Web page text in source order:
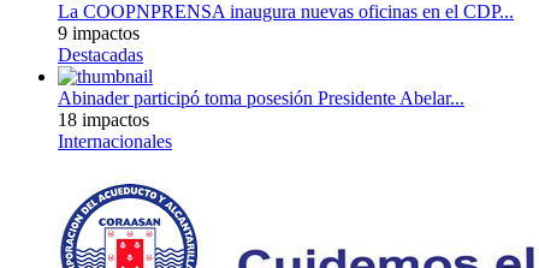
La COOPNPRENSA inaugura nuevas oficinas en el CDP...
9 impactos
Destacadas
Abinader participó toma posesión Presidente Abelar...
18 impactos
Internacionales